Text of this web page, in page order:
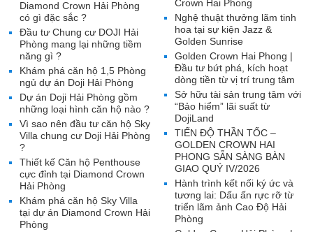
Crown Hai Phong
Nghệ thuật thưởng lãm tinh
hoa tại sự kiện Jazz &
Golden Sunrise
Golden Crown Hai Phong |
Đầu tư bứt phá, kích hoạt
dòng tiền từ vị trí trung tâm
Sở hữu tài sản trung tâm với
“Bảo hiểm” lãi suất từ
DojiLand
TIẾN ĐỘ THẦN TỐC –
GOLDEN CROWN HAI
PHONG SẴN SÀNG BÀN
GIAO QUÝ IV/2026
Hành trình kết nối ký ức và
tương lai: Dấu ấn rực rỡ từ
triển lãm ảnh Cao Độ Hải
Phòng
Diamond Crown Hải Phòng
có gì đặc sắc ?
Đầu tư Chung cư DOJI Hải
Phòng mang lại những tiềm
năng gì ?
Khám phá căn hộ 1,5 Phòng
ngủ dự án Doji Hải Phòng
Dự án Doji Hải Phòng gồm
những loại hình căn hộ nào ?
Vì sao nên đầu tư căn hộ Sky
Villa chung cư Doji Hải Phòng
?
Thiết kế Căn hộ Penthouse
cực đỉnh tại Diamond Crown
Hải Phòng
Khám phá căn hộ Sky Villa
tại dự án Diamond Crown Hải
Phòng